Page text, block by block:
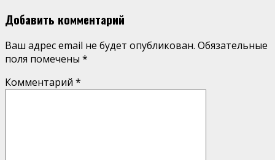
Добавить комментарий
Ваш адрес email не будет опубликован. Обязательные
поля помечены *
Комментарий *